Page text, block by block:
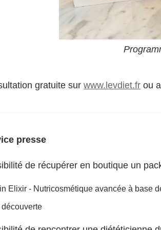
gratuite surwww.levdiet.fr ou
presse
de récupérer en boutique un
Elixir - Nutricosmétique avancée à base
découverte